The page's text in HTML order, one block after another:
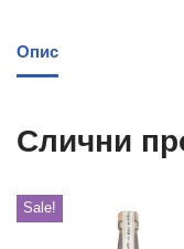
Опис
Слични
Sale!